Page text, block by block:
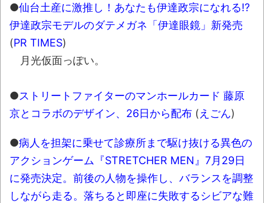
●仙台土産に激推し！あなたも伊達政宗になれる!?
伊達政宗モデルのダテメガネ「伊達眼鏡」新発売
(PR TIMES)
月光仮面っぽい。
●ストリートファイターのマンホールカード 藤原
京とコラボのデザイン、26日から配布 (えごん)
●病人を担架に乗せて診療所まで駆け抜ける異色の
アクションゲーム『STRETCHER MEN』7月29日
に発売決定。前後の人物を操作し、バランスを調整
しながら走る。落ちると即座に失敗するシビアな難